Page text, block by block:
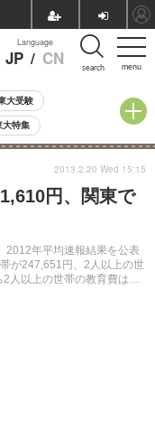
menu
Language
JP / CN search
大受験
大特集
小学校受験
人気記事
け）
円、関東で
年平均速報結果を公表
が247,651円、2人以上の世
人以上の世帯の教育費は
2013.2.20 Wed 15:15